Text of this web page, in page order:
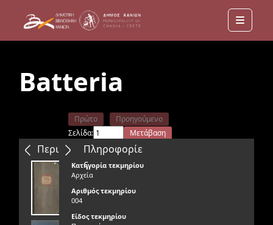
Menu
Batteria
Περιεχόμενα
Πρώτο
Προηγούμενο
Σελίδα:
Μετάβαση
Επόμενο
Τελευταίο
Πληροφορίε
ς
Κατηγορία τεκμηρίου
Αρχεία
Αριθμός τεκμηρίου
004
Είδος τεκμηρίου